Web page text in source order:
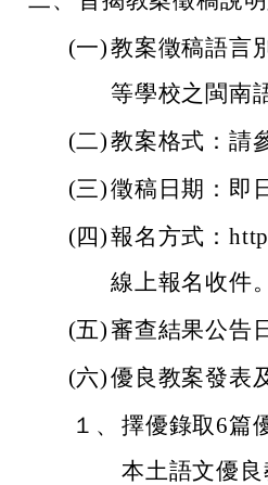
(一)教案徵稿語言
等學校之閩南
(二)教案格式：請
(三)徵稿日期：即
(四)報名方式：
線上報名收件。
(五) 審查結果公告
(六)優良教案發表
１、 擇優錄取6篇
本土語文優良